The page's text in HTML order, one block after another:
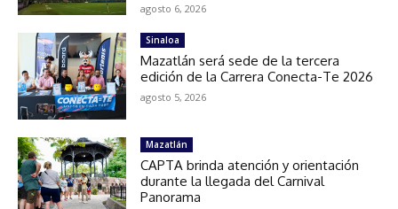
agosto 6, 2026
Sinaloa
Mazatlán será sede de la tercera
edición de la Carrera Conecta-Te 2026
agosto 5, 2026
Mazatlán
CAPTA brinda atención y orientación
durante la llegada del Carnival
Panorama